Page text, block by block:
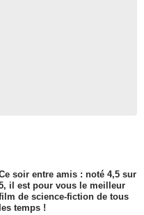
soir entre amis : noté 4,5 sur
il est pour vous le meilleur
de science-fiction de tous
les temps !